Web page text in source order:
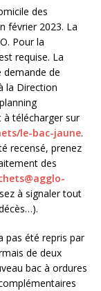
des
février 2023. La
Pour la
requise. La
de
la Direction
à télécharger sur
le-bac-jaune.
recensé, prenez
des
à signaler tout
pas été repris par
de deux
bac à ordures